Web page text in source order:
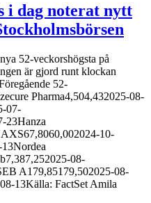
dag noterat nytt
52-veckorshögsta på
är gjord runt klockan
52-
Pharma4,504,432025-08-
07-
23Hanza
10-
08-
A179,85179,502025-08-
13Källa: FactSet Amila